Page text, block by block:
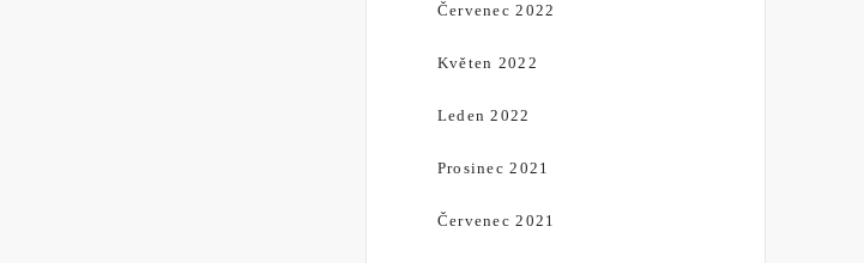
Červenec 2022
Květen 2022
Leden 2022
Prosinec 2021
Červenec 2021